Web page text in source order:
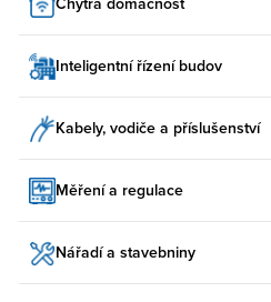
Inteligentní řízení budov
Kabely, vodiče a příslušenství
Měření a regulace
Nářadí a stavebniny